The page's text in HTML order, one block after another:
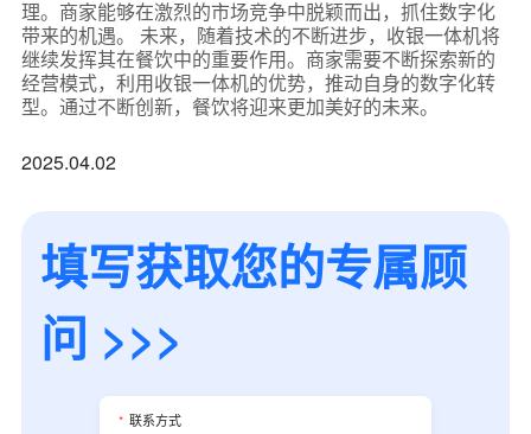
理。商家能够在激烈的市场竞争中脱颖而出，抓住数字化
带来的机遇。 未来，随着技术的不断进步，收银一体机将
继续发挥其在餐饮中的重要作用。商家需要不断探索新的
经营模式，利用收银一体机的优势，推动自身的数字化转
型。通过不断创新，餐饮将迎来更加美好的未来。
2025.04.02
填写获取您的专属顾
问 >>>
* 联系方式